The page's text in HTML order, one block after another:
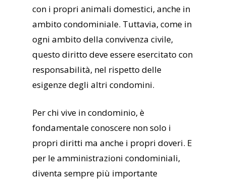
con i propri animali domestici, anche in
ambito condominiale. Tuttavia, come in
ogni ambito della convivenza civile,
questo diritto deve essere esercitato con
responsabilità, nel rispetto delle
esigenze degli altri condomini.
Per chi vive in condominio, è
fondamentale conoscere non solo i
propri diritti ma anche i propri doveri. E
per le amministrazioni condominiali,
diventa sempre più importante